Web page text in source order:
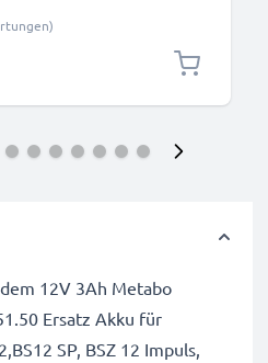
12V 3Ah Metabo
Ersatz Akku für
SP, BSZ 12 Impuls,